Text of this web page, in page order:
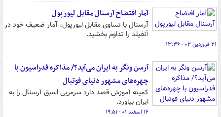
آمار افتضاح آرسنال مقابل لیورپول
آرسنال با تساوی مقابل لیورپول، آمار ضعیف خود در
آنفیلد را تداوم بخشید.
۲۱ فروردین ۰۲ - ۱۳:۳۶
آرسن ونگر به ایران می‌آید؟/ مذاکره فدراسیون با
چهره‌های مشهور دنیای فوتبال
کمیته آموزش قصد دارد سرمربی اسبق آرسنال را به
ایران بیاورد.
۱۶ اسفند ۰۱ - ۱۹:۵۱